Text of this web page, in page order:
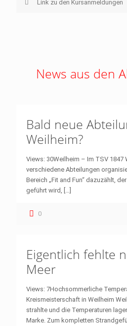
Link zu den Kursanmeldungen
News aus den
Bald neue
Weilheim?
Views: 30Weilheim – Im TSV 1847
verschiedene Abteilungen
Bereich „Fit and Fun“ dazuzählt,
geführt wird, […]
0
Eigentlich fehlte
Meer
Views: 7Hochsommerliche
Kreismeisterschaft in Weilheim
strahlte und die Temperaturen
Marke. Zum kompletten